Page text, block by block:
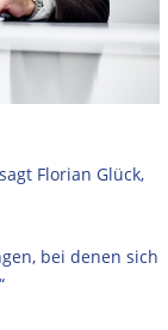
Florian Glück,
bei denen sich